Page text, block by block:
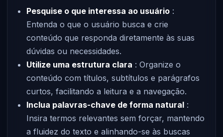
Pesquise o que interessa ao usuário :
Entenda o que o usuário busca e crie
conteúdo que responda diretamente às suas
dúvidas ou necessidades.
Utilize uma estrutura clara : Organize o
conteúdo com títulos, subtítulos e parágrafos
curtos, facilitando a leitura e a navegação.
Inclua palavras-chave de forma natural :
Insira termos relevantes sem forçar, mantendo
a fluidez do texto e alinhando-se às buscas